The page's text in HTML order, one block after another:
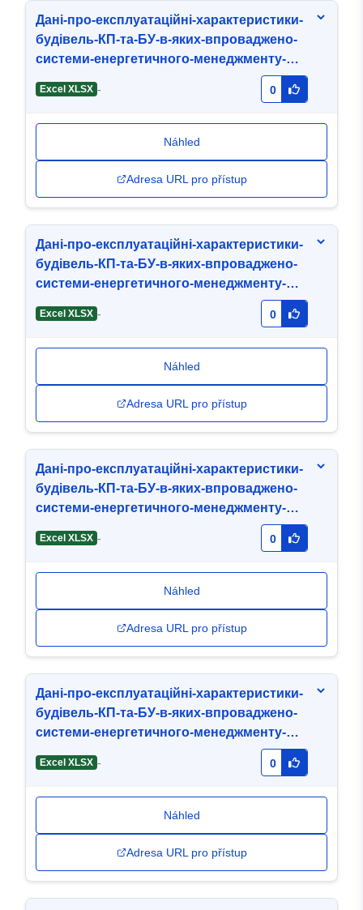
Дані-про-експлуатаційні-характеристики-
будівель-КП-та-БУ-в-яких-впроваджено-
системи-енергетичного-менеджменту-
Excel XLSX - 0
Náhled
Adresa URL pro přístup
Дані-про-експлуатаційні-характеристики-
будівель-КП-та-БУ-в-яких-впроваджено-
системи-енергетичного-менеджменту-
Excel XLSX - 0
Náhled
Adresa URL pro přístup
Дані-про-експлуатаційні-характеристики-
будівель-КП-та-БУ-в-яких-впроваджено-
системи-енергетичного-менеджменту-
Excel XLSX - 0
Náhled
Adresa URL pro přístup
Дані-про-експлуатаційні-характеристики-
будівель-КП-та-БУ-в-яких-впроваджено-
системи-енергетичного-менеджменту-
Excel XLSX - 0
Náhled
Adresa URL pro přístup